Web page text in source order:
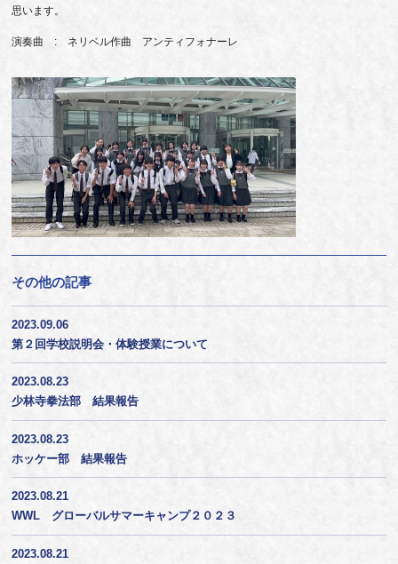
思います。
演奏曲 : ネリベル作曲 アンティフォナーレ
その他の記事
2023.09.06
第２回学校説明会・体験授業について
2023.08.23
少林寺拳法部 結果報告
2023.08.23
ホッケー部 結果報告
2023.08.21
WWL グローバルサマーキャンプ２０２３
2023.08.21